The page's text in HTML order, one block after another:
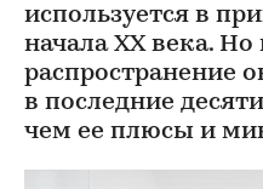
используется в
начала XX века.
распространение
в последние
чем ее плюсы и